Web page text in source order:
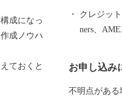
成になっ
成ノウハ
ておくと
クレジッ
ners、
お申し込み
不明点がある